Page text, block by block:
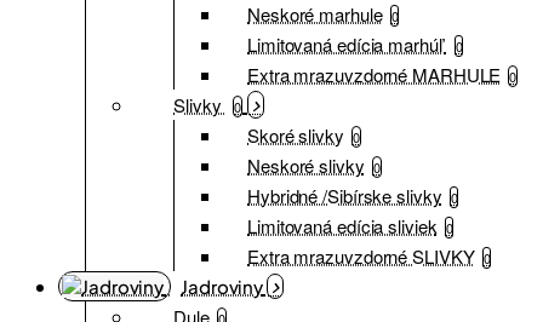
Neskoré marhule 0
Limitovaná edícia marhúľ 0
Extra mrazuvzdorné MARHULE 0
Slivky 0
Skoré slivky 0
Neskoré slivky 0
Hybridné /Sibírske slivky 0
Limitovaná edícia sliviek 0
Extra mrazuvzdorné SLIVKY 0
Jadroviny
Dule